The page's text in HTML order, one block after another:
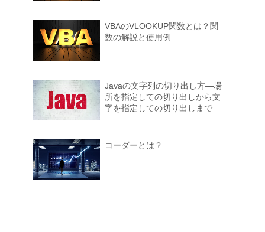
VBAのVLOOKUP関数とは？関
数の解説と使用例
Javaの文字列の切り出し方―場
所を指定しての切り出しから文
字を指定しての切り出しまで
コーダーとは？